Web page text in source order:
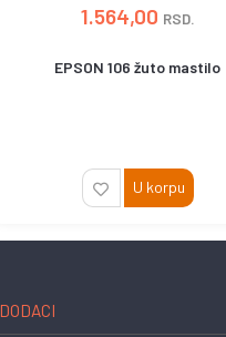
1.564,00 RSD.
EPSON 106 žuto mastilo
U korpu
DODACI